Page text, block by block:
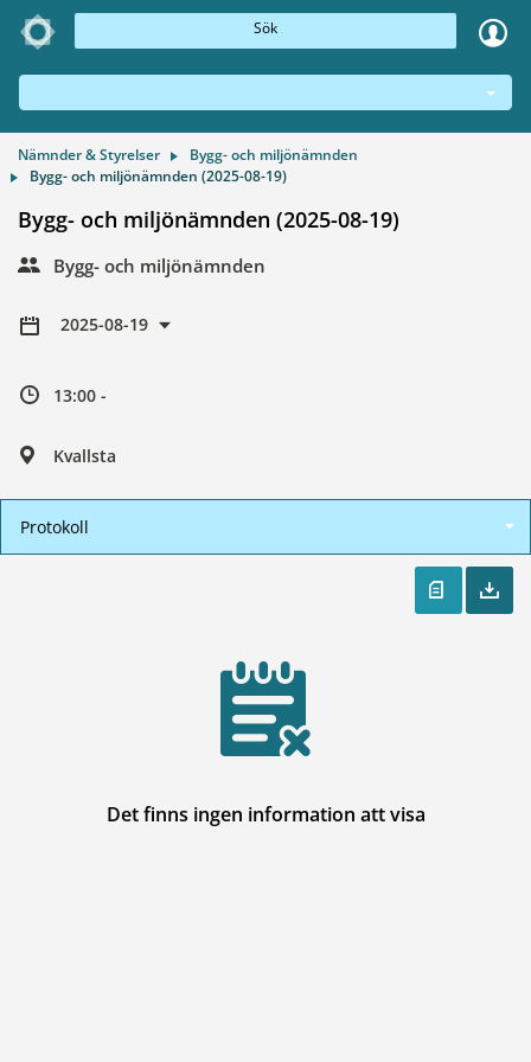
Sök
Nämnder & Styrelser
Bygg- och miljönämnden
Bygg- och miljönämnden (2025-08-19)
Bygg- och miljönämnden (2025-08-19)
Bygg- och miljönämnden
2025-08-19
13:00 -
Kvallsta
Protokoll
Det finns ingen information att visa